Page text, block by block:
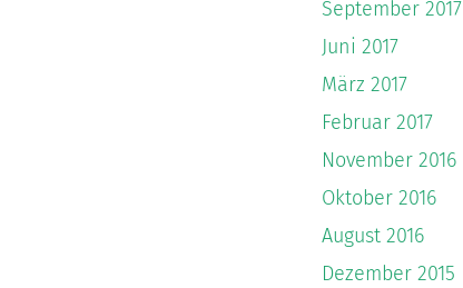
September 2017
Juni 2017
März 2017
Februar 2017
November 2016
Oktober 2016
August 2016
Dezember 2015